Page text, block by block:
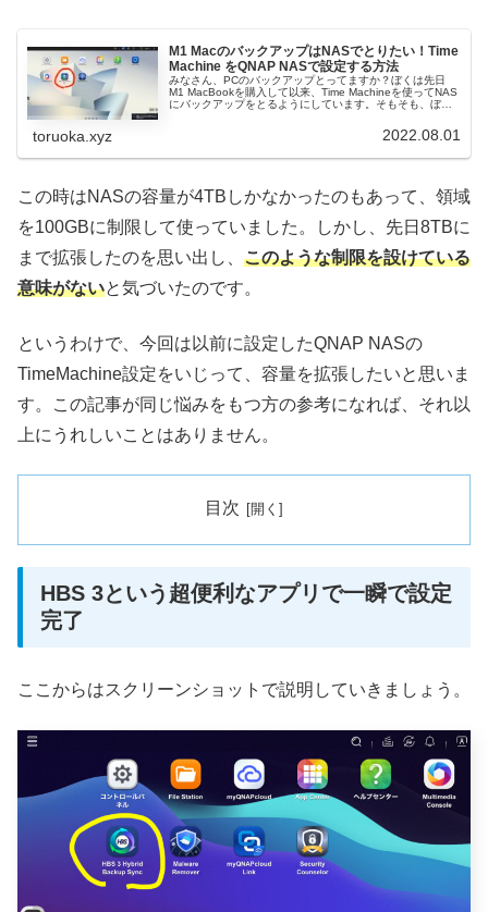
M1 MacのバックアップはNASでとりたい！Time
Machine をQNAP NASで設定する方法
みなさん、PCのバックアップとってますか？ぼくは先日
M1 MacBookを購入して以来、Time Machineを使ってNAS
にバックアップをとるようにしています。そもそも、ぼく
toruoka.xyz 2022.08.01
この時はNASの容量が4TBしかなかったのもあって、領域
を100GBに制限して使っていました。しかし、先日8TBに
まで拡張したのを思い出し、 このような制限を設けている
意味がないと気づいたのです。
というわけで、今回は以前に設定したQNAP NASの
TimeMachine設定をいじって、容量を拡張したいと思いま
す。この記事が同じ悩みをもつ方の参考になれば、それ以
上にうれしいことはありません。
目次
HBS 3という超便利なアプリで一瞬で設定
完了
ここからはスクリーンショットで説明していきましょう。